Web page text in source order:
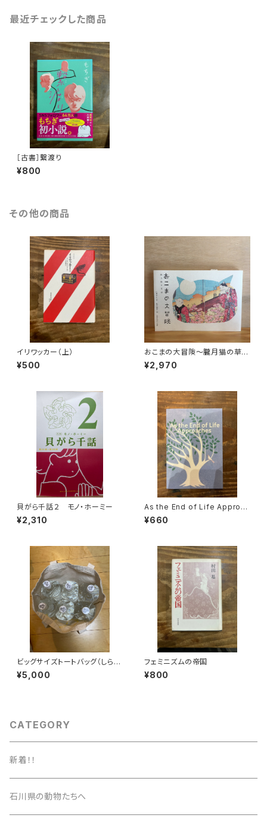
最近チェックした商品
［古書］繋渡り
¥800
その他の商品
イリワッカー（上）
¥500
おこまの大冒険〜朧月猫の草
紙〜
¥2,970
貝がら千話２ モノ・ホーミー
¥2,310
As the End of Life Approac
hes
¥660
ビッグサイズトートバッグ（しらた
まカレンダースピンアウト）
¥5,000
フェミニズムの帝国
¥800
CATEGORY
新着！！
石川県の動物たちへ